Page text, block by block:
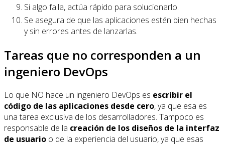
Si algo falla, actúa rápido para solucionarlo.
Se asegura de que las aplicaciones estén bien hechas
y sin errores antes de lanzarlas.
Tareas que no corresponden a un
ingeniero DevOps
Lo que NO hace un ingeniero DevOps es escribir el
código de las aplicaciones desde cero, ya que esa es
una tarea exclusiva de los desarrolladores. Tampoco es
responsable de la creación de los diseños de la interfaz
de usuario o de la experiencia del usuario, ya que esas